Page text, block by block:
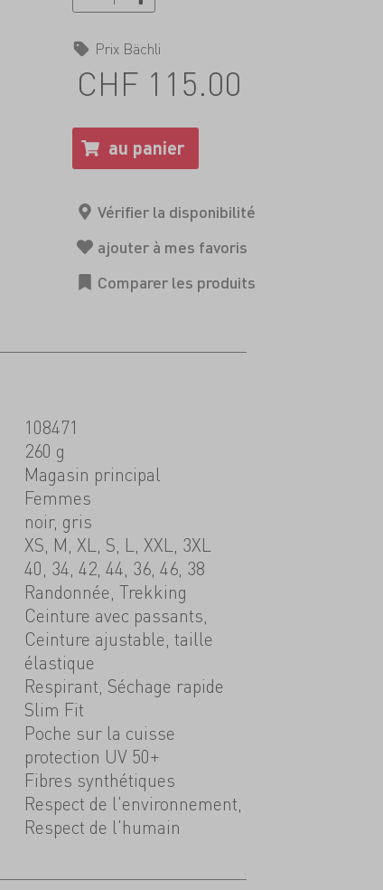
Prix Bächli
CHF 115.00
108471
260 g
Magasin principal
Femmes
noir, gris
XS, M, XL, S, L, XXL, 3XL
40, 34, 42, 44, 36, 46, 38
Randonnée, Trekking
Ceinture avec passants,
Ceinture ajustable, taille
élastique
Respirant, Séchage rapide
Slim Fit
Poche sur la cuisse
protection UV 50+
Fibres synthétiques
Respect de l'environnement,
Respect de l'humain